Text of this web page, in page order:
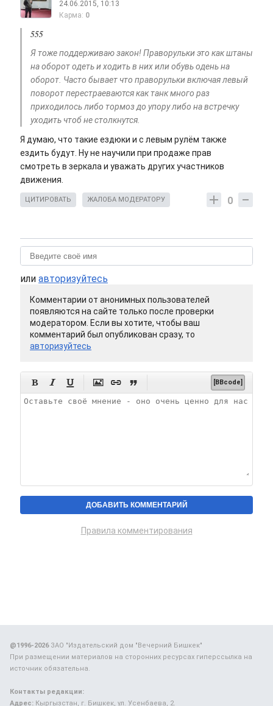
24.06.2015, 10:13
Карма: 0
555
Я тоже поддерживаю закон! Праворульки это как штаны
на оборот одеть и ходить в них или обувь одень на
оборот. Часто бывает что праворульки включая левый
поворот перестраеваются как танк много раз
приходилось либо тормоз до упору либо на встречку
уходить чтоб не столкнутся.
Я думаю, что такие ездюки и с левым рулём также
ездить будут. Ну не научили при продаже прав
смотреть в зеркала и уважать других участников
движения.
0
ЦИТИРОВАТЬ ЖАЛОБА МОДЕРАТОРУ
или авторизуйтесь
Комментарии от анонимных пользователей
появляются на сайте только после проверки
модератором. Если вы хотите, чтобы ваш
комментарий был опубликован сразу, то
авторизуйтесь
      [BBcode]
Правила комментирования
@1996-2026ЗАО "Издательский дом "Вечерний Бишкек"
При размещении материалов на сторонних ресурсах гиперссылка на
источник обязательна.
Контакты редакции:
Адрес: Кыргызстан, г. Бишкек, ул. Усенбаева, 2.